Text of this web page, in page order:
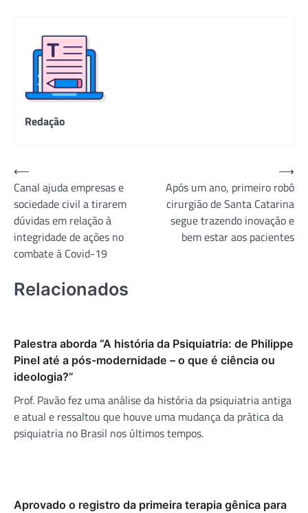
Redação
Navegação
de
Post
⟵
Canal ajuda empresas e
sociedade civil a tirarem
dúvidas em relação à
integridade de ações no
combate à Covid-19
Após um ano, primeiro robô
cirurgião de Santa Catarina
segue trazendo inovação e
bem estar aos pacientes
⟶
Relacionados
Palestra aborda “A história da Psiquiatria: de Philippe
Pinel até a pós-modernidade – o que é ciência ou
ideologia?”
Prof. Pavão fez uma análise da história da psiquiatria antiga
e atual e ressaltou que houve uma mudança da prática da
psiquiatria no Brasil nos últimos tempos.
Aprovado o registro da primeira terapia gênica para